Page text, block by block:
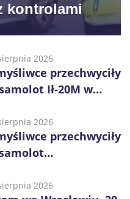
kontrolami
2026
przechwyciły
Ił-20M w
2026
przechwyciły
2026